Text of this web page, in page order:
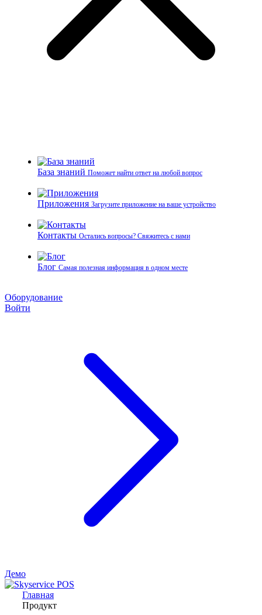
База знаний Поможет найти ответ на любой вопрос
Приложения Загрузите приложение на ваше устройство
Контакты Остались вопросы? Свяжитесь с нами
Блог Самая полезная информация в одном месте
Оборудование
Войти
Демо
Главная
Продукт